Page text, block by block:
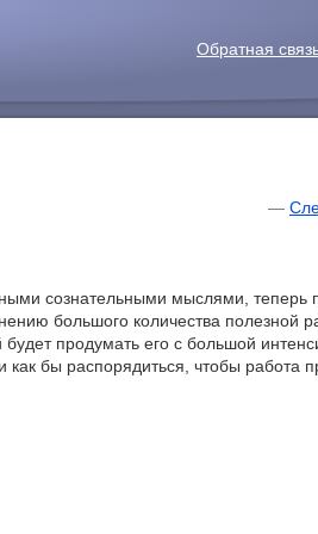
Обратная
—
сознательными мыслями,
большого количества полезной
продумать его с большой
как бы распорядиться, чтобы работа